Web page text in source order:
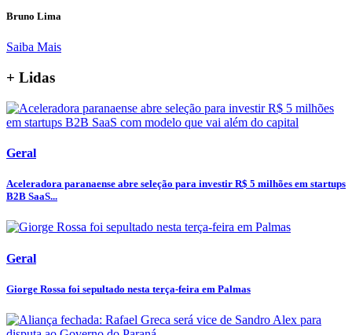
Bruno Lima
Saiba Mais
+ Lidas
Geral
Aceleradora paranaense abre seleção para investir R$ 5 milhões em startups
B2B SaaS...
Geral
Giorge Rossa foi sepultado nesta terça-feira em Palmas